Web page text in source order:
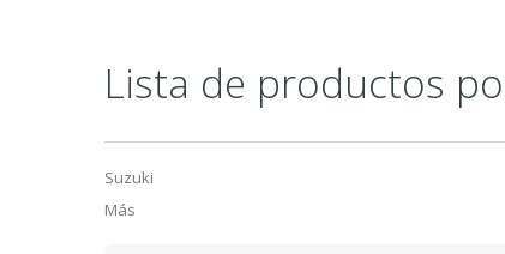
Lista de productos
Suzuki
Más